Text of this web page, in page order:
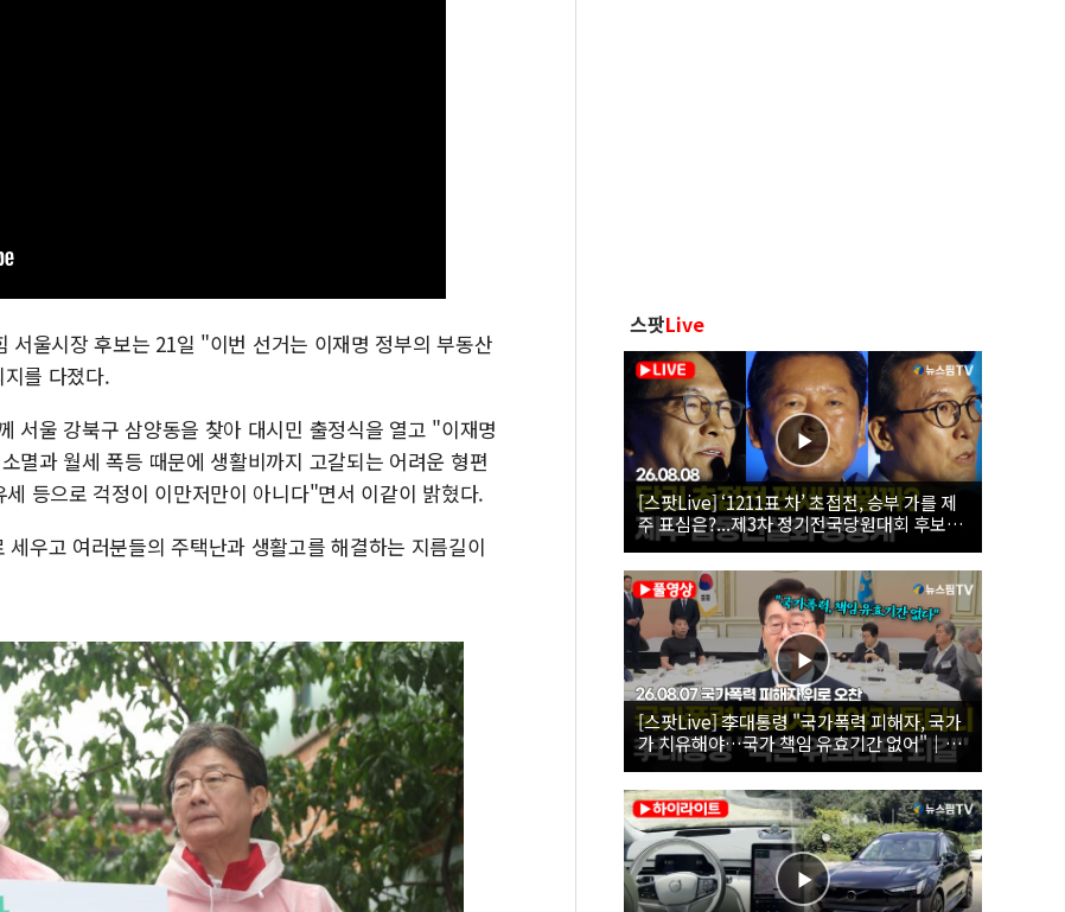
울시장 후보는 21일 "이번 선거는 이재명 정부의 부동산
를 다졌다.
서울 강북구 삼양동을 찾아 대시민 출정식을 열고 "이재명
멸과 월세 폭등 때문에 생활비까지 고갈되는 어려운 형편
등으로 걱정이 이만저만이 아니다"면서 이같이 밝혔다.
우고 여러분들의 주택난과 생활고를 해결하는 지름길이
스팟Live
[스팟Live] ‘1211표 차’ 초접전, 승부 가를 제
주 표심은?...제3차 정기전국당원대회 후보자
제주 합동연설회 생중계 | 26.08.08
[스팟Live] 李대통령 "국가폭력 피해자, 국가
가 치유해야…국가 책임 유효기간 없어"｜
26.08.07 국가폭력 피해자 위로 오찬